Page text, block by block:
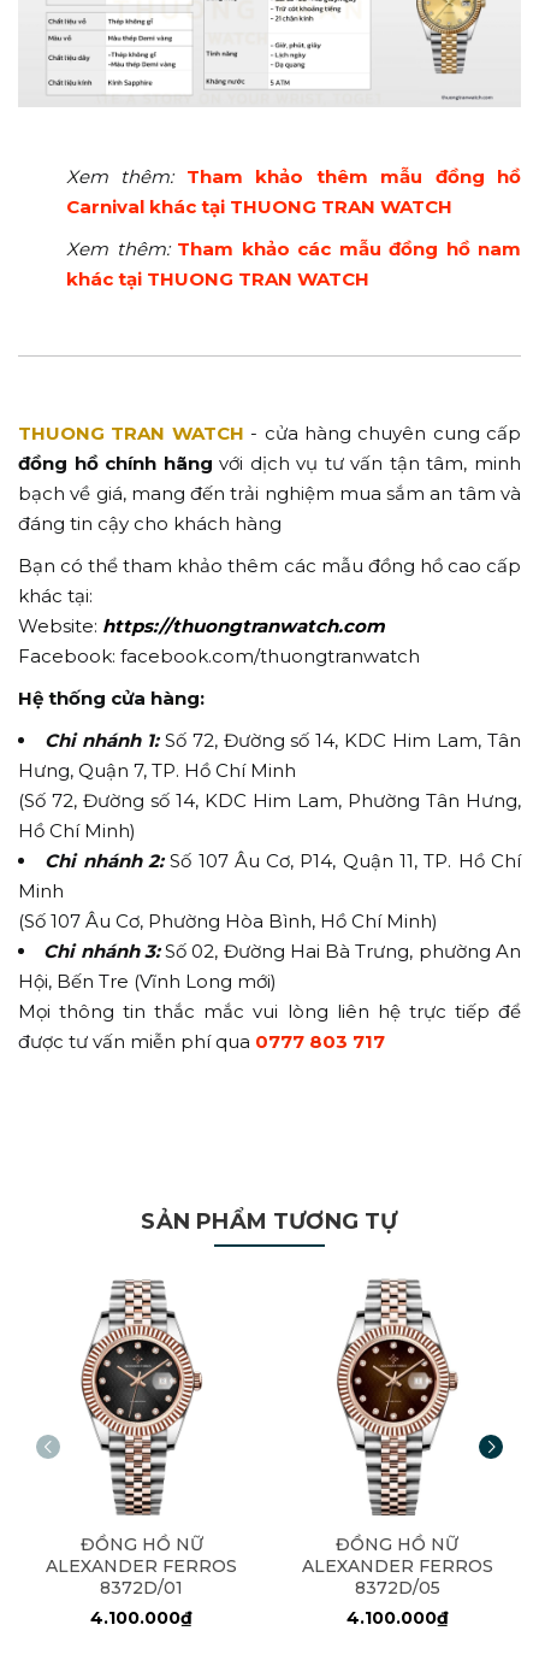
Xem thêm:
Tham khảo thêm mẫu đồng hồ
Carnival khác tại THUONG TRAN WATCH
Xem thêm: Tham khảo các mẫu đồng hồ nam
khác tại THUONG TRAN WATCH
THUONG TRAN WATCH - cửa hàng chuyên cung cấp
đồng hồ chính hãng với dịch vụ tư vấn tận tâm, minh
bạch về giá, mang đến trải nghiệm mua sắm an tâm và
đáng tin cậy cho khách hàng
Bạn có thể tham khảo thêm các mẫu đồng hồ cao cấp
khác tại:
Website: https://thuongtranwatch.com
Facebook: facebook.com/thuongtranwatch
Hệ thống cửa hàng:
Chi nhánh 1:Số 72, Đường số 14, KDC Him Lam, Tân
Hưng, Quận 7, TP. Hồ Chí Minh
(Số 72, Đường số 14, KDC Him Lam, Phường Tân Hưng,
Hồ Chí Minh)
Chi nhánh 2:Số 107 Âu Cơ, P14, Quận 11, TP. Hồ Chí
Minh
(Số 107 Âu Cơ, Phường Hòa Bình, Hồ Chí Minh)
Chi nhánh 3:Số 02, Đường Hai Bà Trưng, phường An
Hội, Bến Tre (Vĩnh Long mới)
Mọi thông tin thắc mắc vui lòng liên hệ trực tiếp để
được tư vấn miễn phí qua 0777 803 717
SẢN PHẨM TƯƠNG TỰ
ĐỒNG HỒ NỮ
ALEXANDER FERROS
8372D/01
4.100.000₫
ĐỒNG HỒ NỮ
ALEXANDER FERROS
8372D/05
4.100.000₫